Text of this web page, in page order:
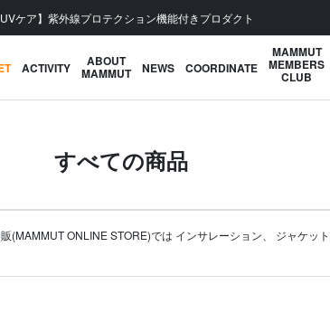
UVケア】紫外線プロテクション機能付きプロダクト
ACTIVITY ABOUT
MAMMUT NEWS COORDINATE
MAMMUT
MEMBERS
CLUB
すべての商品
(MAMMUT ONLINE STORE)では インサレーション ジャケット